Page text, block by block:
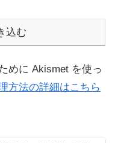
込む
めに Akismet を使っ
方法の詳細はこちら